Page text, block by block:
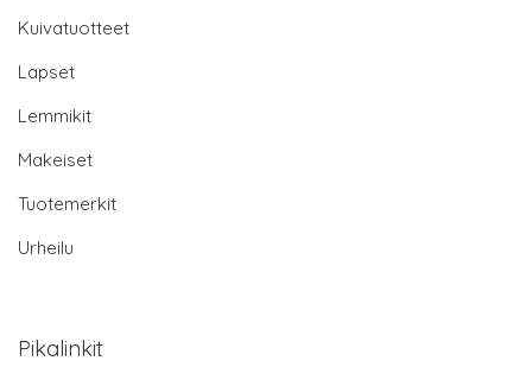
Kuivatuotteet
Lapset
Lemmikit
Makeiset
Tuotemerkit
Urheilu
Pikalinkit